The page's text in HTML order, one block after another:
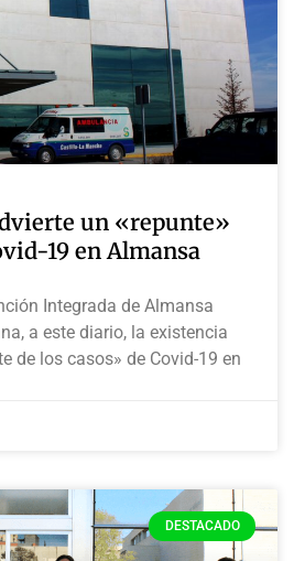
un «repunte»
19 en Almansa
Integrada de Almansa
a este diario, la existencia
de los casos» de Covid-19 en
DESTACADO